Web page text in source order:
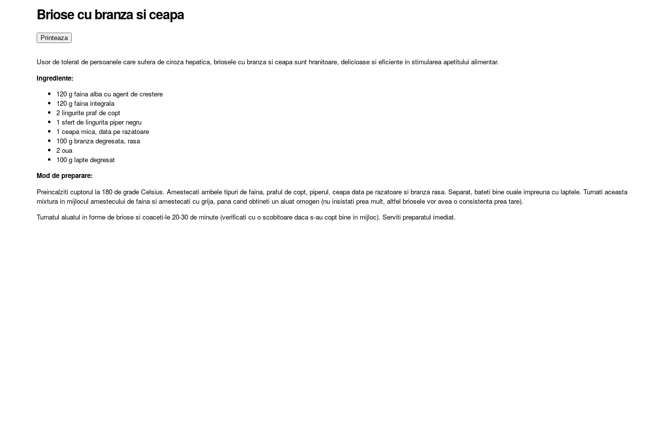
Briose cu branza si ceapa
Usor de tolerat de persoanele care sufera de ciroza hepatica, briosele cu branza si ceapa sunt hranitoare, delicioase si eficiente in stimularea apetitului alimentar.
Ingrediente:
120 g faina alba cu agent de crestere
120 g faina integrala
2 lingurite praf de copt
1 sfert de lingurita piper negru
1 ceapa mica, data pe razatoare
100 g branza degresata, rasa
2 oua
100 g lapte degresat
Mod de preparare:
Preincalziti cuptorul la 180 de grade Celsius. Amestecati ambele tipuri de faina, praful de copt, piperul, ceapa data pe razatoare si branza rasa. Separat, bateti bine ouale impreuna cu laptele. Turnati aceasta
mixtura in mijlocul amestecului de faina si amestecati cu grija, pana cand obtineti un aluat omogen (nu insistati prea mult, altfel briosele vor avea o consistenta prea tare).
Turnatul aluatul in forme de briose si coaceti-le 20-30 de minute (verificati cu o scobitoare daca s-au copt bine in mijloc). Serviti preparatul imediat.